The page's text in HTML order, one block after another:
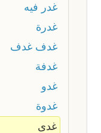
غدر فيه
غدرة
غدف غدف
غدفة
غدو
غدوة
غدى